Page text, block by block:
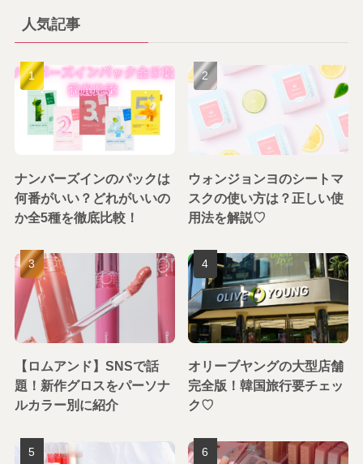
人気記事
ナンバーズインのパックは
何番がいい？どれがいいの
か全5種を徹底比較！
ウォンジョンヨのシートマ
スクの使い方は？正しい使
用法を解説♡
【ロムアンド】SNSで話
題！新作グロスをパーソナ
ルカラー別に紹介
オリーブヤングの大型店舗
完全版！韓国旅行要チェッ
ク♡